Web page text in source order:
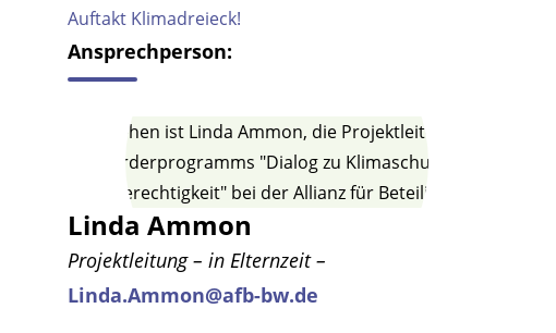
Auftakt Klimadreieck!
Ansprechperson:
Linda Ammon
Projektleitung – in Elternzeit –
Linda.Ammon@afb-bw.de